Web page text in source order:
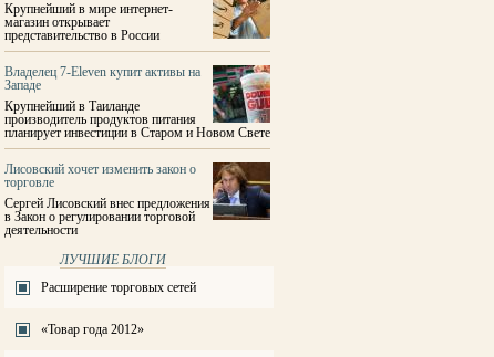
Крупнейший в мире интернет-
магазин открывает
представительство в России
Владелец 7-Eleven купит активы на
Западе
Крупнейший в Таиланде
производитель продуктов питания
планирует инвестиции в Старом и Новом Свете
Лисовский хочет изменить закон о
торговле
Сергей Лисовский внес предложения
в Закон о регулировании торговой
деятельности
ЛУЧШИЕ БЛОГИ
Расширение торговых сетей
«Товар года 2012»